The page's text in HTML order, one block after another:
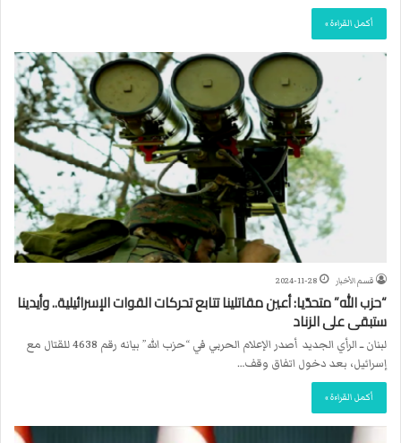
أكمل القراءة »
قسم الأخبار 2024-11-28
“حزب الله” متحدّيا: أعين مقاتلينا تتابع تحركات القوات الإسرائيلية.. وأيدينا
ستبقى على الزناد
لبنان ــ الرأي الجديد أصدر الإعلام الحربي في “حزب الله” بيانه رقم 4638 للقتال مع
إسرائيل، بعد دخول اتفاق وقف…
أكمل القراءة »